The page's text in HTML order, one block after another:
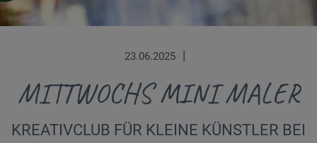
23.06.2025 |
MITTWOCHS MINI MALER
KREATIVCLUB FÜR KLEINE KÜNSTLER BEI